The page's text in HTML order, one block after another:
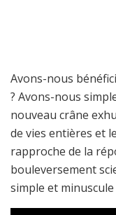
Avons-nous
? Avons-nous
nouveau crâne
de vies entières et
rapproche de la
bouleversement
simple et